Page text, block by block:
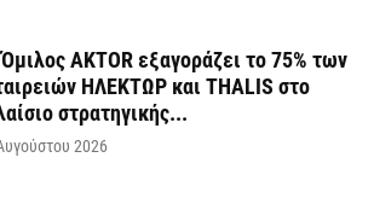
AKTOR εξαγοράζει το 75% των
ΗΛΕΚΤΩΡ και THALIS στο
στρατηγικής...
2026